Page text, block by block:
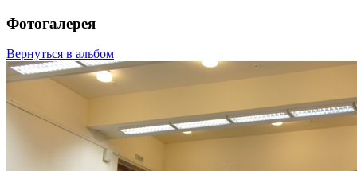
Фотогалерея
Вернуться в альбом